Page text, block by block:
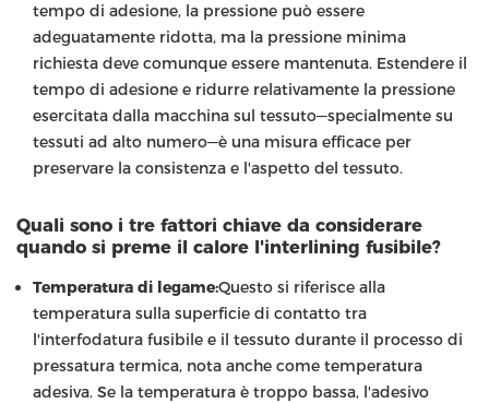
tempo di adesione, la pressione può essere
adeguatamente ridotta, ma la pressione minima
richiesta deve comunque essere mantenuta. Estendere il
tempo di adesione e ridurre relativamente la pressione
esercitata dalla macchina sul tessuto—specialmente su
tessuti ad alto numero—è una misura efficace per
preservare la consistenza e l'aspetto del tessuto.
Quali sono i tre fattori chiave da considerare
quando si preme il calore l'interlining fusibile?
Temperatura di legame:Questo si riferisce alla
temperatura sulla superficie di contatto tra
l'interfodatura fusibile e il tessuto durante il processo di
pressatura termica, nota anche come temperatura
adesiva. Se la temperatura è troppo bassa, l'adesivo